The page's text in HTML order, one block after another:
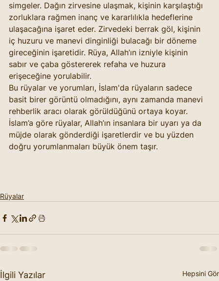
simgeler. Dağın zirvesine ulaşmak, kişinin karşılaştığı
zorluklara rağmen inanç ve kararlılıkla hedeflerine
ulaşacağına işaret eder. Zirvedeki berrak göl, kişinin
iç huzuru ve manevi dinginliği bulacağı bir döneme
gireceğinin işaretidir. Rüya, Allah’ın izniyle kişinin
sabır ve çaba göstererek refaha ve huzura
erişeceğine yorulabilir.
Bu rüyalar ve yorumları, İslam'da rüyaların sadece
basit birer görüntü olmadığını, aynı zamanda manevi
rehberlik aracı olarak görüldüğünü ortaya koyar.
İslam’a göre rüyalar, Allah’ın insanlara bir uyarı ya da
müjde olarak gönderdiği işaretlerdir ve bu yüzden
doğru yorumlanmaları büyük önem taşır.
Rüyalar
İlgili Yazılar Hepsini Gör